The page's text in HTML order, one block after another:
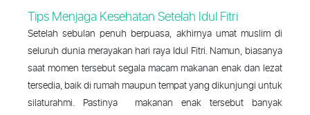
Tips Menjaga Kesehatan Setelah Idul Fitri
Setelah sebulan penuh berpuasa, akhirnya umat muslim di
seluruh dunia merayakan hari raya Idul Fitri. Namun, biasanya
saat momen tersebut segala macam makanan enak dan lezat
tersedia, baik di rumah maupun tempat yang dikunjungi untuk
silaturahmi. Pastinya makanan enak tersebut banyak